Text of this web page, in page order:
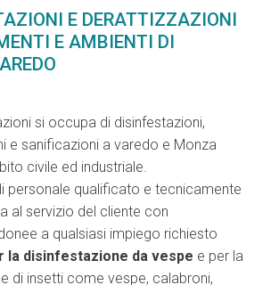
E DERATTIZZAZIONI
E AMBIENTI DI
si occupa di disinfestazioni,
e sanificazioni a varedo e Monza
civile ed industriale.
personale qualificato e tecnicamente
al servizio del cliente con
a qualsiasi impiego richiesto
la disinfestazione da vespe e per la
di insetti come vespe, calabroni,